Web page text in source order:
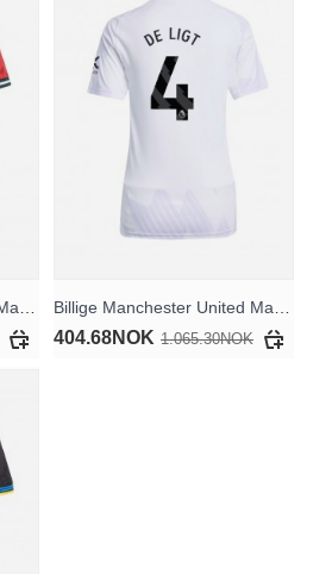
404.68NOK 1.065.30NOK